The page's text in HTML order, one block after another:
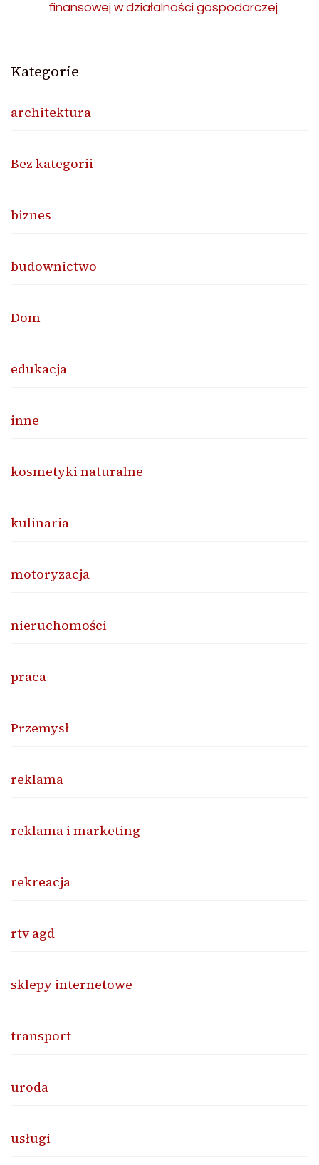
finansowej w działalności gospodarczej
Kategorie
architektura
Bez kategorii
biznes
budownictwo
Dom
edukacja
inne
kosmetyki naturalne
kulinaria
motoryzacja
nieruchomości
praca
Przemysł
reklama
reklama i marketing
rekreacja
rtv agd
sklepy internetowe
transport
uroda
usługi